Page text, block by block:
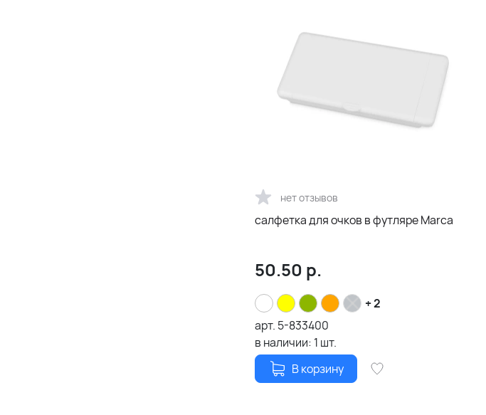
нет отзывов
салфетка для очков в футляре Marca
50.50 р.
+ 2
арт. 5-833400
в наличии: 1 шт.
В корзину